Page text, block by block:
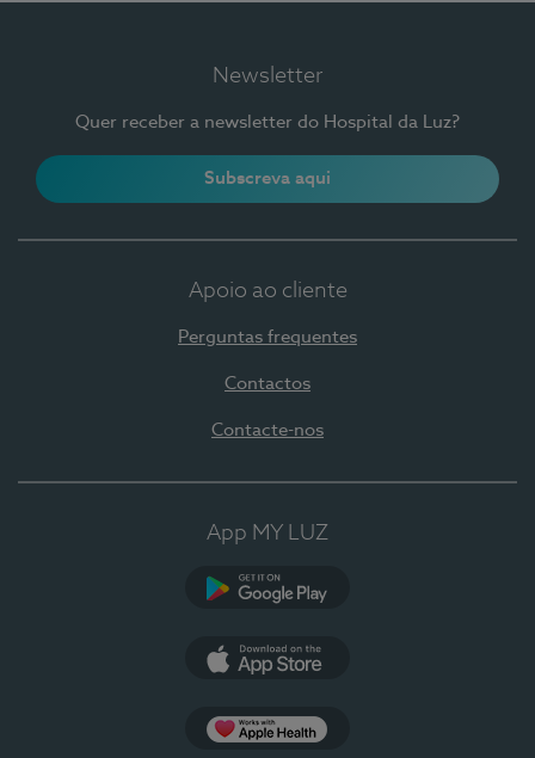
Newsletter
Quer receber a newsletter do Hospital da Luz?
Subscreva aqui
Apoio ao cliente
Perguntas frequentes
Contactos
Contacte-nos
App MY LUZ